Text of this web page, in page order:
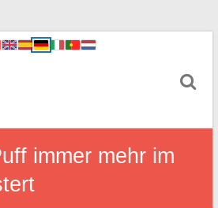
immer mehr im